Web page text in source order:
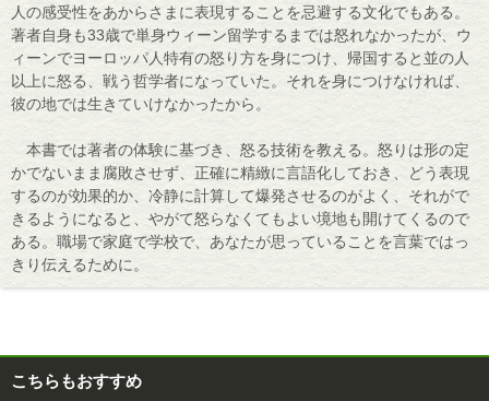
人の感受性をあからさまに表現することを忌避する文化でもある。
著者自身も33歳で単身ウィーン留学するまでは怒れなかったが、ウ
ィーンでヨーロッパ人特有の怒り方を身につけ、帰国すると並の人
以上に怒る、戦う哲学者になっていた。それを身につけなければ、
彼の地では生きていけなかったから。
本書では著者の体験に基づき、怒る技術を教える。怒りは形の定
かでないまま腐敗させず、正確に精緻に言語化しておき、どう表現
するのが効果的か、冷静に計算して爆発させるのがよく、それがで
きるようになると、やがて怒らなくてもよい境地も開けてくるので
ある。職場で家庭で学校で、あなたが思っていることを言葉ではっ
きり伝えるために。
こちらもおすすめ